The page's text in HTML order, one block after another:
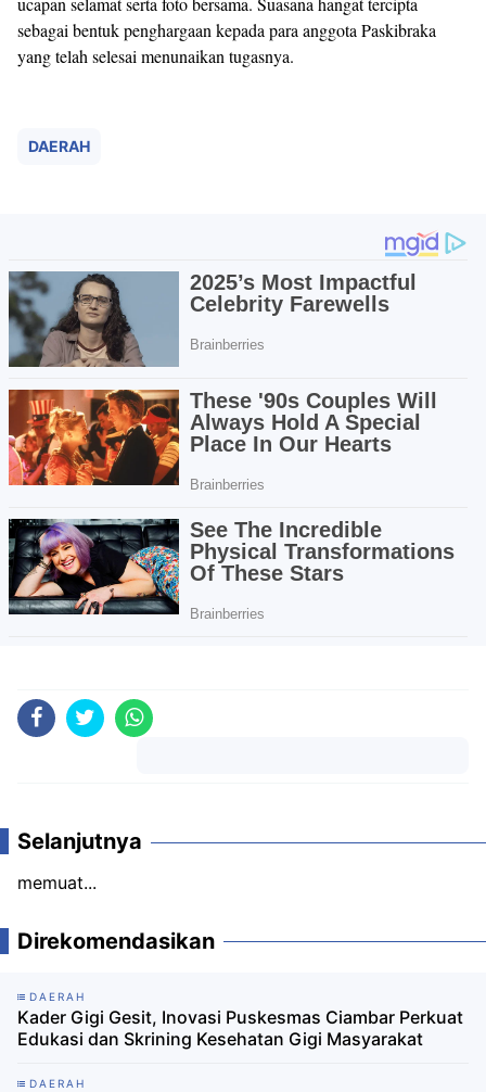
sebagai bentuk penghargaan kepada para anggota Paskibraka
yang telah selesai menunaikan tugasnya.
DAERAH
Selanjutnya
memuat...
Direkomendasikan
DAERAH
Kader Gigi Gesit, Inovasi Puskesmas Ciambar Perkuat
Edukasi dan Skrining Kesehatan Gigi Masyarakat
DAERAH